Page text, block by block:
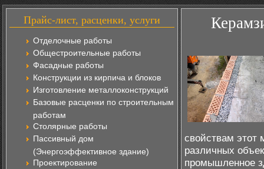
Прайс-лист, расценки, услуги
Отделочные работы
Общестроительные работы
Фасадные работы
Конструкции из кирпича и блоков
Изготовление металлоконструкций
Базовые расценки по строительным
работам
Столярные работы
Пассивный дом
(Энергоэффективное здание)
Проектирование
свойствам этот
различных
промышленное